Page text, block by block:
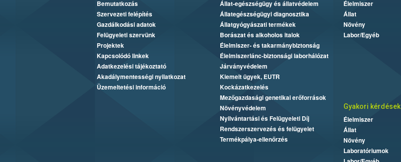
Bemutatkozás
Szervezeti felépítés
Gazdálkodási adatok
Felügyeleti szervünk
Projektek
Kapcsolódó linkek
Adatkezelési tájékoztató
Akadálymentességi nyilatkozat
Üzemeltetési információ
Állat-egészségügy és állatvédelem
Állategészségügyi diagnosztika
Állatgyógyászati termékek
Borászat és alkoholos italok
Élelmiszer- és takarmánybiztonság
Élelmiszerlánc-biztonsági laborhálózat
Járványvédelem
Kiemelt ügyek, EUTR
Kockázatkezelés
Mezőgazdasági genetikai erőforrások
Növényvédelem
Nyilvántartási és Felügyeleti Díj
Rendszerszervezés és felügyelet
Termékpálya-ellenőrzés
Élelmiszer
Állat
Növény
Labor/Egyéb
Gyakori kérdések
Élelmiszer
Állat
Növény
Laboratóriumok